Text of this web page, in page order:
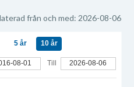
från och med: 2026-08-06
5 år 10 år
08-01 Till 2026-08-06